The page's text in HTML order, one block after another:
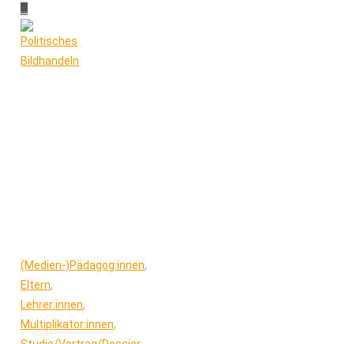
"Geschichtsbilder
in
rechtsextremer
(Medien-)Pädagog:innen,
Eltern,
Lehrer:innen,
Multiplikator:innen,